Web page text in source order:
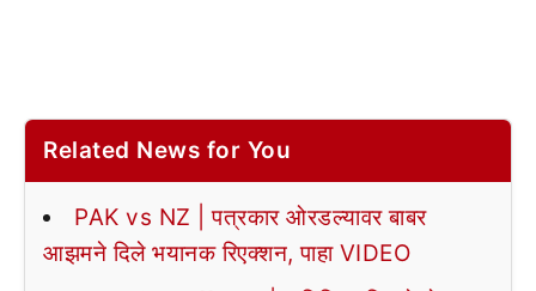
Related News for You
PAK vs NZ | पत्रकार ओरडल्यावर बाबर
आझमने दिले भयानक रिएक्शन, पाहा VIDEO